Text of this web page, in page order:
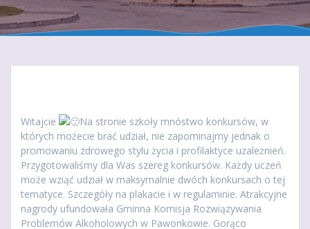
Witajcie
Na stronie szkoły mnóstwo konkursów, w
których możecie brać udział, nie zapominajmy jednak o
promowaniu zdrowego stylu życia i profilaktyce uzależnień.
Przygotowaliśmy dla Was szereg konkursów. Każdy uczeń
może wziąć udział w maksymalnie dwóch konkursach o tej
tematyce. Szczegóły na plakacie i w regulaminie. Atrakcyjne
nagrody ufundowała Gminna Komisja Rozwiązywania
Problemów Alkoholowych w Pawonkowie. Gorąco